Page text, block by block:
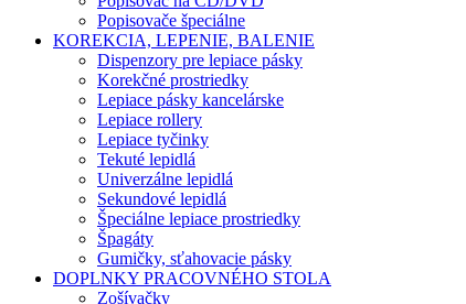
Popisovače špeciálne
KOREKCIA, LEPENIE, BALENIE
Dispenzory pre lepiace pásky
Korekčné prostriedky
Lepiace pásky kancelárske
Lepiace rollery
Lepiace tyčinky
Tekuté lepidlá
Univerzálne lepidlá
Sekundové lepidlá
Špeciálne lepiace prostriedky
Špagáty
Gumičky, sťahovacie pásky
DOPLNKY PRACOVNÉHO STOLA
Zošívačky